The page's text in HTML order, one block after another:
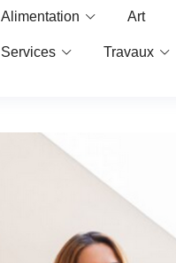
Alimentation Art
Services Travaux